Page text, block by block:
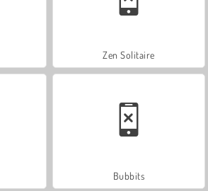
Zen Solitaire
Bubbits